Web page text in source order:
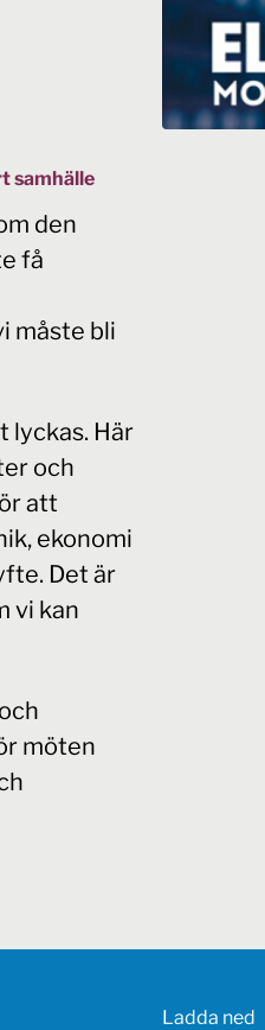
samhälle
den
få
måste bli
lyckas. Här
och
att
ekonomi
Det är
vi kan
möten
Ladda ned